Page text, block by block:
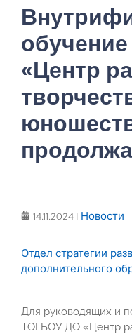
«Центр
14.11.2024 Новости
Отдел стратегии
дополнительного
Для руководящих и
ТОГБОУ ДО «Центр